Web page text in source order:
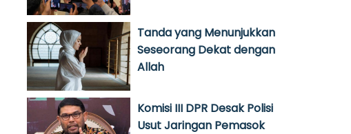
Tanda yang Menunjukkan
Seseorang Dekat dengan
Allah
Komisi III DPR Desak Polisi
Usut Jaringan Pemasok